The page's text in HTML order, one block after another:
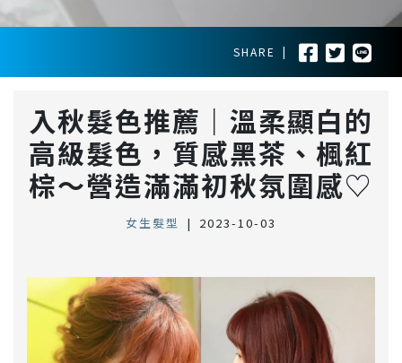
SHARE |
入秋髮色推薦｜溫柔顯白的
高級髮色，質感黑茶、楓紅
棕～營造滿滿初秋氛圍感♡
女生髮型 | 2023-10-03